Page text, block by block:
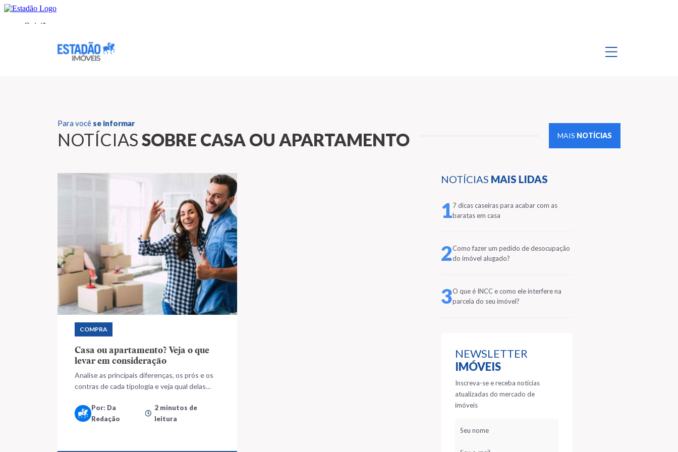
Para você se informar
NOTÍCIASSOBRE CASA OU APARTAMENTO MAIS NOTÍCIAS
NOTÍCIAS MAIS LIDAS
17 dicas caseiras para acabar com as
baratas em casa
2Como fazer um pedido de desocupação
do imóvel alugado?
3O que é INCC e como ele interfere na
parcela do seu imóvel?
NEWSLETTER
IMÓVEIS
Inscreva-se e receba notícias
atualizadas do mercado de
imóveis
COMPRA
Casa ou apartamento? Veja o que
levar em consideração
Analise as principais diferenças, os prós e os
contras de cada tipologia e veja qual delas
Por: Da
Redação
2 minutos de
leitura